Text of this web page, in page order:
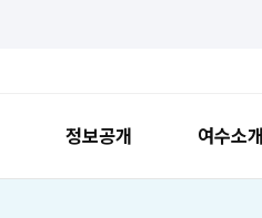
정보공개 여수소개